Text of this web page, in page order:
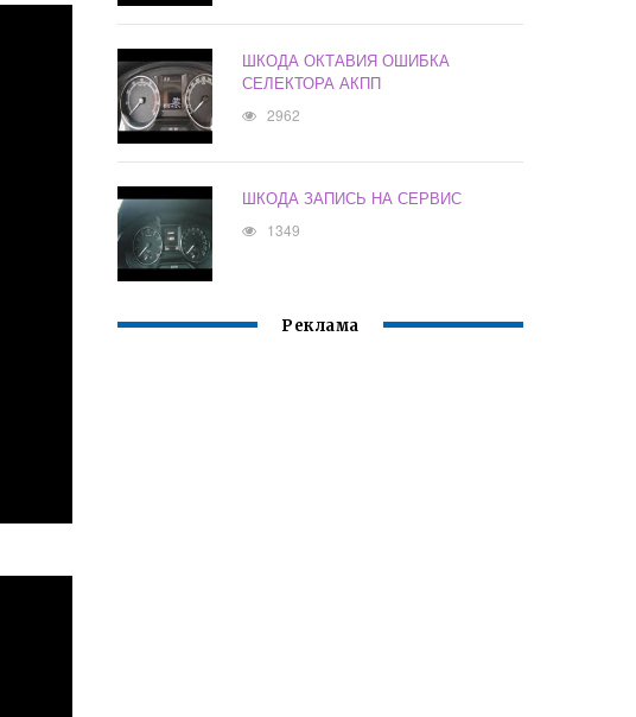
ШКОДА ОКТАВИЯ ОШИБКА
СЕЛЕКТОРА АКПП
2962
ШКОДА ЗАПИСЬ НА СЕРВИС
1349
Реклама